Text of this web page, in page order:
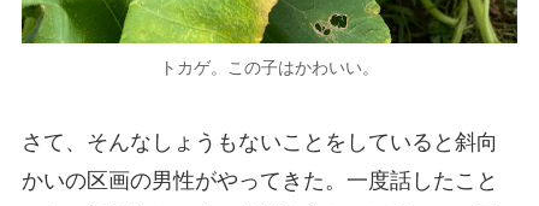
トカゲ。この子はかわいい。
さて、そんなしょうもないことをしていると斜向
かいの区画の男性がやってきた。一度話したこと